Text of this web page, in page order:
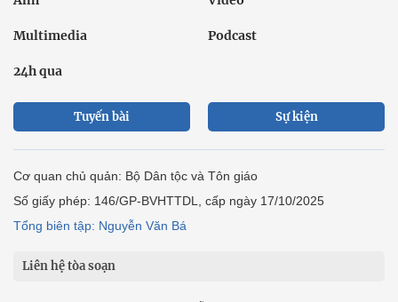
Multimedia Podcast
24h qua
Tuyến bài Sự kiện
Cơ quan chủ quản: Bộ Dân tộc và Tôn giáo
Số giấy phép: 146/GP-BVHTTDL, cấp ngày 17/10/2025
Tổng biên tập: Nguyễn Văn Bá
Liên hệ tòa soạn